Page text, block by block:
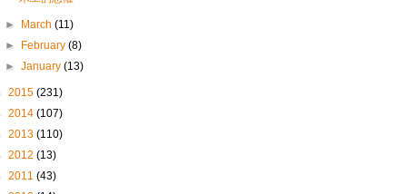
► March(11)
►
February(8)
►January(13)
2015 (231)
2014 (107)
2013 (110)
2012 (13)
2011 (43)